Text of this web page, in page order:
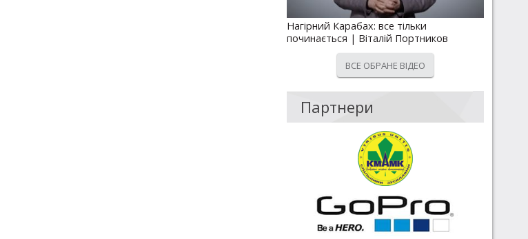
Нагірний Карабах: все тільки
починається | Віталій Портников
ВСЕ ОБРАНЕ ВІДЕО
Партнери